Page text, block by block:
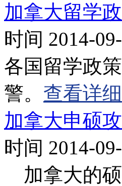
加拿大留学
时间 2014-
各国留学政
警。 查看详细
加拿大申硕
时间 2014-
加拿大的硕